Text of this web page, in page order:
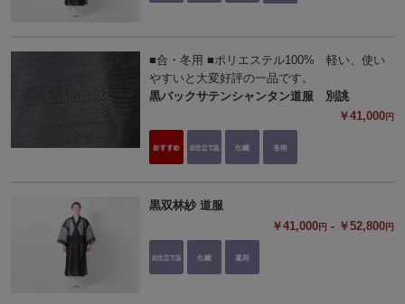
■合・冬用 ■ポリエステル100% 軽い、使い
やすいと大変好評の一品です。
黒バックサテンシャンタン道服 別誂
￥41,000円
黒双林紗 道服
￥41,000円 - ￥52,800円